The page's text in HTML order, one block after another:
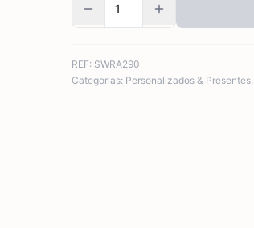
REF: SWRA290
Categorias: Personalizados & Presentes,